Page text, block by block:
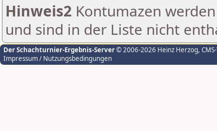
Hinweis2 Kontumazen
und sind in der Liste nicht
Der Schachturnier-Ergebnis-Server© 2006-2026 Heinz Herzog,
Impressum / Nutzungsbedingungen